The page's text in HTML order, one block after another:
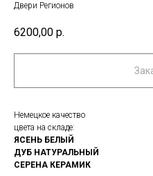
Двери Регионов
6200,00 р.
Немецкое качество
цвета на складе:
ЯСЕНЬ БЕЛЫЙ
ДУБ НАТУРАЛЬНЫЙ
СЕРЕНА КЕРАМИК